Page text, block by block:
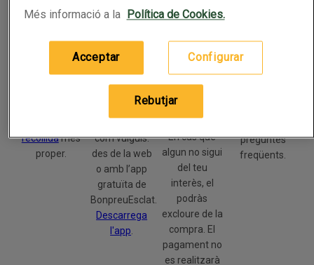
localitats on
disponible el
recollidamés
proper.
11.000
productes de
seccions i fes
com vulguis:
des de la web
o amb l’app
gratuïta de
BonpreuEsclat.
Descarrega
l'app
casa
Durant la
recollida o
l’entrega,
revisar tots
els productes.
En cas que
algun no sigui
del teu
interès, el
podràs
excloure de la
compra. El
pagament no
es realitzarà
24 hores els
365 dies de
preguntes
freqüents.
Més informació a la Política de Cookies.
Configurar
Rebutjar
Acceptar